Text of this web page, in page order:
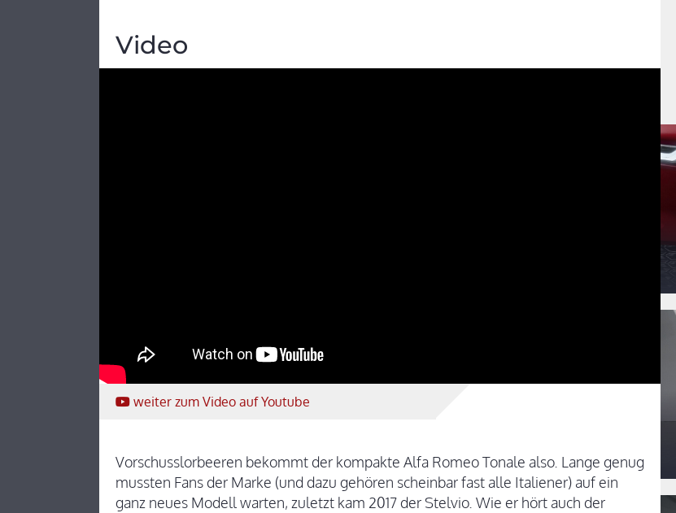
Video
weiter zum Video auf Youtube
Vorschusslorbeeren bekommt der kompakte Alfa Romeo Tonale also. Lange genug
mussten Fans der Marke (und dazu gehören scheinbar fast alle Italiener) auf ein
ganz neues Modell warten, zuletzt kam 2017 der Stelvio. Wie er hört auch der